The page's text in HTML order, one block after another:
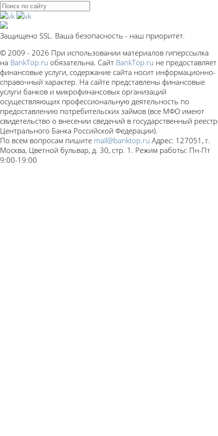
Защищено SSL. Ваша безопасность - наш приоритет.
© 2009 - 2026 При использовании материалов гиперссылка
на BankTop.ru обязательна. Сайт BankTop.ru не предоставляет
финансовые услуги, содержание сайта носит информационно-
справочный характер. На сайте представлены финансовые
услуги банков и микрофинансовых организаций
осуществляющих профессиональную деятельность по
предоставлению потребительских займов (все МФО имеют
свидетельство о внесении сведений в государственный реестр
Центрального Банка Российской Федерации).
По всем вопросам пишите mail@banktop.ru Адрес: 127051, г.
Москва, Цветной бульвар, д. 30, стр. 1. Режим работы: Пн-Пт
9:00-19:00